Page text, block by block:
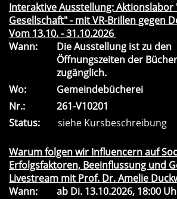
Interaktive Ausstellung: Aktionslabor
Gesellschaft" - mit VR-Brillen gegen
Vom 13.10. - 31.10.2026
Wann:
Die Ausstellung ist zu den
Öffnungszeiten der
zugänglich.
Wo:
Gemeindebücherei
Nr.:
261-V10201
Status:
siehe Kursbeschreibung
Warum folgen wir Influencern auf
Erfolgsfaktoren, Beeinflussung und
Livestream mit Prof. Dr. Amelie
Wann:
ab Di. 13.10.2026, 18:00